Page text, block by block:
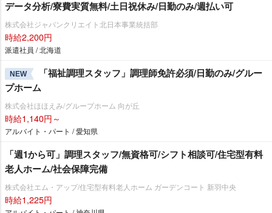
データ分析/寮費実質無料/土日祝休み/日勤のみ/週払い可
株式会社ジャパンクリエイト北日本事業統括部
時給2,200円
派遣社員 / 北海道
NEW
「福祉調理スタッフ」調理師免許必須/日勤のみ/グルー
プホーム
株式会社ほほえみ/グループホーム 向が丘
時給1,140円～
アルバイト・パート / 愛知県
「週1から可」調理スタッフ/無資格可/シフト相談可/住宅型有料
老人ホーム/社会保障完備
株式会社エム・アップ/住宅型有料老人ホーム ガーデンコート 新羽中央
時給1,225円